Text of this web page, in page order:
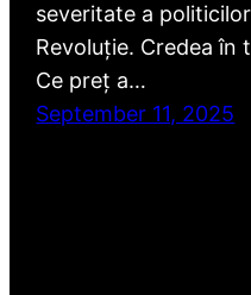
severitate a
Revoluție. Credea în
Ce preț a…
September 11, 2025